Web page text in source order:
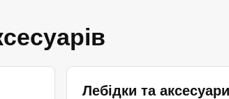
Лебідки та аксесуари